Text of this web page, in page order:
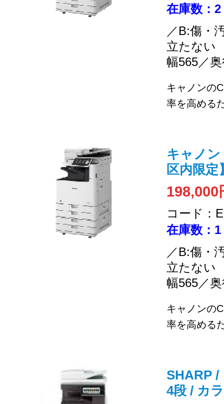
在庫数：2
／B:傷・
立たない
幅565／
キャノンの
率を高める
キャノン
区内限定
198,000
コード：
在庫数：1
／B:傷・
立たない
幅565／
キャノンの
率を高める
SHARP /
4段 / カ